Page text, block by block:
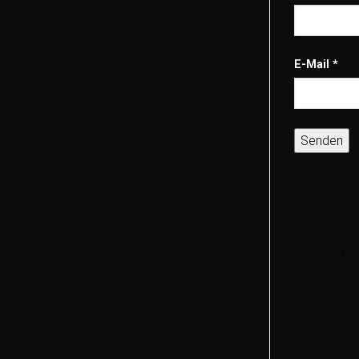
E-Mail *